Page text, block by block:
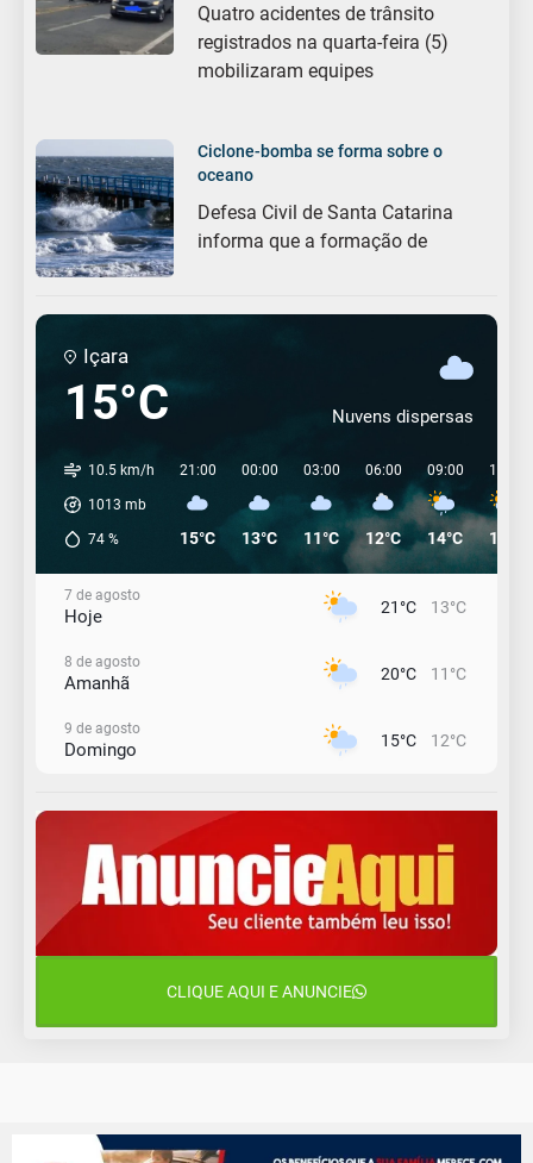
Quatro acidentes de trânsito
registrados na quarta-feira (5)
mobilizaram equipes
Ciclone-bomba se forma sobre o
oceano
Defesa Civil de Santa Catarina
informa que a formação de
Içara
15°C Nuvens dispersas
10.5 km/h
1013 mb
74 %
21:00
15°C
00:00
13°C
03:00
11°C
06:00
12°C
09:00
14°C
12:00
19°C
7 de agosto
Hoje 21°C 13°C
8 de agosto
Amanhã 20°C 11°C
9 de agosto
Domingo 15°C 12°C
Segunda-Feira 14°C 10°C
11 de agosto
Terça-Feira
CLIQUE AQUI E ANUNCIE